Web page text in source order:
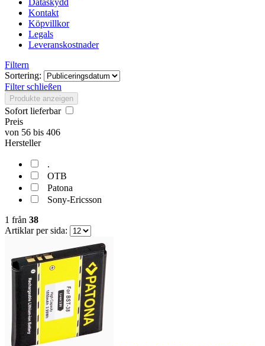
Dataskydd
Kontakt
Köpvillkor
Legals
Leveranskostnader
Filtern
Sortering:
Filter schließen
Produkte anzeigen
Sofort lieferbar
Preis
von 56 bis 406
Hersteller
.
OTB
Patona
Sony-Ericsson
1 från 38
Artiklar per sida: